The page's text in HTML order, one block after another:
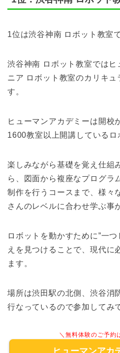
1位は渋谷神南 ロボット教室で
渋谷神南 ロボット教室ではヒ
ニア ロボット教室のカリキュ
す。
ヒューマンアカデミーは開校
1600教室以上開講しているロ
楽しみながら基礎を覚え仕組
ら、図面から複座なプログラ
制作を行うコースまで、様々
さんのレベルに合わせ学ぶ事
ロボットを動かすために”一
えを見つけることで、現代に
ます。
場所は渋田駅の北側、渋谷消
行なっているので参加してみ
＼無料体験のご予約
ヒューマンアカ